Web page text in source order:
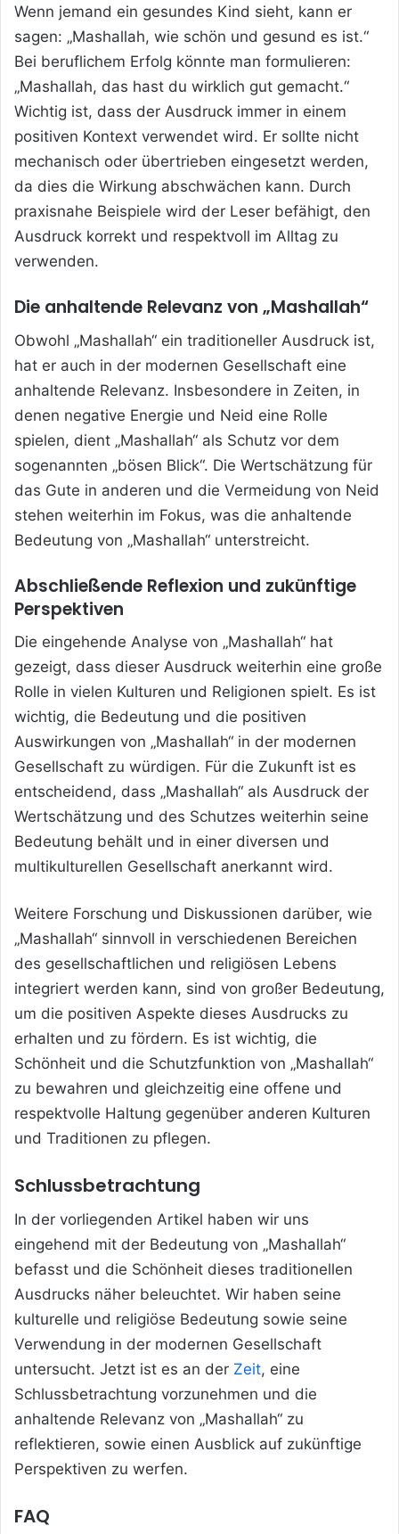
Wenn jemand ein gesundes Kind sieht, kann er
sagen: „Mashallah, wie schön und gesund es ist.“
Bei beruflichem Erfolg könnte man formulieren:
„Mashallah, das hast du wirklich gut gemacht.“
Wichtig ist, dass der Ausdruck immer in einem
positiven Kontext verwendet wird. Er sollte nicht
mechanisch oder übertrieben eingesetzt werden,
da dies die Wirkung abschwächen kann. Durch
praxisnahe Beispiele wird der Leser befähigt, den
Ausdruck korrekt und respektvoll im Alltag zu
verwenden.
Die anhaltende Relevanz von „Mashallah“
Obwohl „Mashallah“ ein traditioneller Ausdruck ist,
hat er auch in der modernen Gesellschaft eine
anhaltende Relevanz. Insbesondere in Zeiten, in
denen negative Energie und Neid eine Rolle
spielen, dient „Mashallah“ als Schutz vor dem
sogenannten „bösen Blick“. Die Wertschätzung für
das Gute in anderen und die Vermeidung von Neid
stehen weiterhin im Fokus, was die anhaltende
Bedeutung von „Mashallah“ unterstreicht.
Abschließende Reflexion und zukünftige
Perspektiven
Die eingehende Analyse von „Mashallah“ hat
gezeigt, dass dieser Ausdruck weiterhin eine große
Rolle in vielen Kulturen und Religionen spielt. Es ist
wichtig, die Bedeutung und die positiven
Auswirkungen von „Mashallah“ in der modernen
Gesellschaft zu würdigen. Für die Zukunft ist es
entscheidend, dass „Mashallah“ als Ausdruck der
Wertschätzung und des Schutzes weiterhin seine
Bedeutung behält und in einer diversen und
multikulturellen Gesellschaft anerkannt wird.
Weitere Forschung und Diskussionen darüber, wie
„Mashallah“ sinnvoll in verschiedenen Bereichen
des gesellschaftlichen und religiösen Lebens
integriert werden kann, sind von großer Bedeutung,
um die positiven Aspekte dieses Ausdrucks zu
erhalten und zu fördern. Es ist wichtig, die
Schönheit und die Schutzfunktion von „Mashallah“
zu bewahren und gleichzeitig eine offene und
respektvolle Haltung gegenüber anderen Kulturen
und Traditionen zu pflegen.
Schlussbetrachtung
In der vorliegenden Artikel haben wir uns
eingehend mit der Bedeutung von „Mashallah“
befasst und die Schönheit dieses traditionellen
Ausdrucks näher beleuchtet. Wir haben seine
kulturelle und religiöse Bedeutung sowie seine
Verwendung in der modernen Gesellschaft
untersucht. Jetzt ist es an der Zeit, eine
Schlussbetrachtung vorzunehmen und die
anhaltende Relevanz von „Mashallah“ zu
reflektieren, sowie einen Ausblick auf zukünftige
Perspektiven zu werfen.
FAQ